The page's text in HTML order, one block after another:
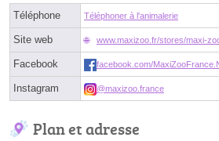
Téléphone Téléphoner à l'animalerie
Site web www.maxizoo.fr/stores/maxi-
Facebook facebook.com/
Instagram @maxizoo.france
Plan et adresse